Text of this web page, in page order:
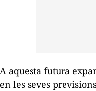
A aquesta futura
en les seves